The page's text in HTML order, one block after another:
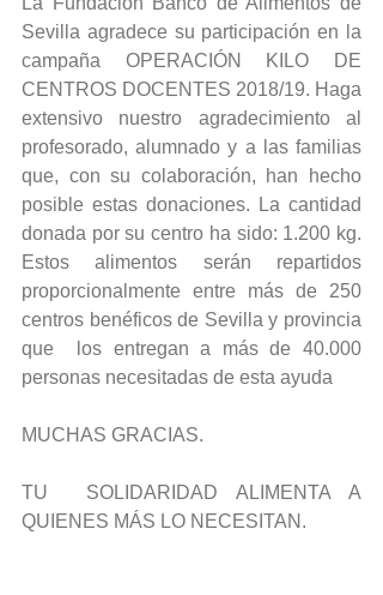
Sevilla agradece su participación en la
campaña OPERACIÓN KILO DE
CENTROS DOCENTES 2018/19. Haga
extensivo nuestro agradecimiento al
profesorado, alumnado y a las familias
que, con su colaboración, han hecho
posible estas donaciones. La cantidad
donada por su centro ha sido: 1.200 kg.
Estos alimentos serán repartidos
proporcionalmente entre más de 250
centros benéficos de Sevilla y provincia
que  los entregan a más de 40.000
personas necesitadas de esta ayuda
MUCHAS GRACIAS.
TU  SOLIDARIDAD ALIMENTA A
QUIENES MÁS LO NECESITAN.